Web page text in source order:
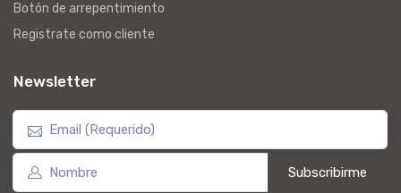
Botón de arrepentimiento
Registrate como cliente
Newsletter
Subscribirme